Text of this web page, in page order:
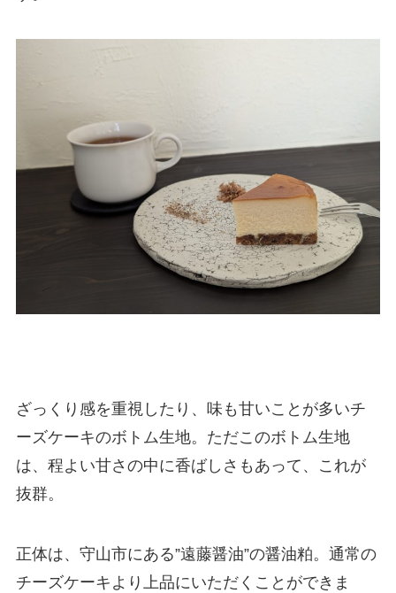
ざっくり感を重視したり、味も甘いことが多いチ
ーズケーキのボトム生地。ただこのボトム生地
は、程よい甘さの中に香ばしさもあって、これが
抜群。
正体は、守山市にある”遠藤醤油”の醤油粕。通常の
チーズケーキより上品にいただくことができま